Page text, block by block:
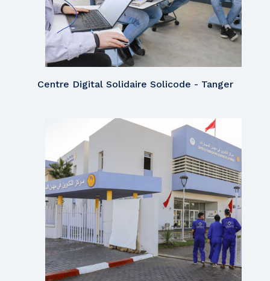
Centre Digital Solidaire Solicode - Tanger